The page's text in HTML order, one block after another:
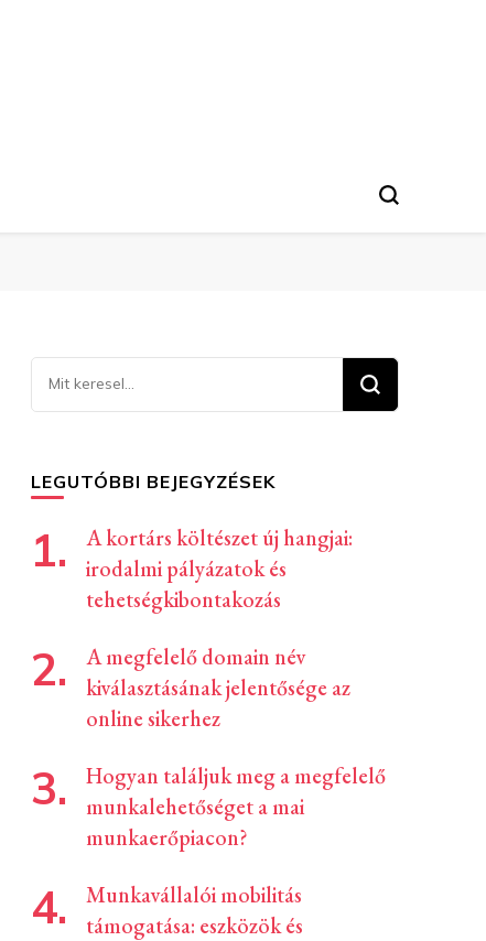
Keresel
valamit?
LEGUTÓBBI BEJEGYZÉSEK
A kortárs költészet új hangjai:
irodalmi pályázatok és
tehetségkibontakozás
A megfelelő domain név
kiválasztásának jelentősége az
online sikerhez
Hogyan találjuk meg a megfelelő
munkalehetőséget a mai
munkaerőpiacon?
Munkavállalói mobilitás
támogatása: eszközök és